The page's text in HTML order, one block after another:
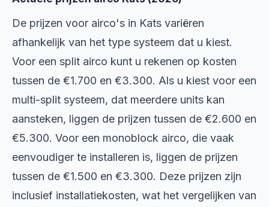
De prijzen voor airco's in Kats variëren
afhankelijk van het type systeem dat u kiest.
Voor een split airco kunt u rekenen op kosten
tussen de €1.700 en €3.300. Als u kiest voor een
multi-split systeem, dat meerdere units kan
aansteken, liggen de prijzen tussen de €2.600 en
€5.300. Voor een monoblock airco, die vaak
eenvoudiger te installeren is, liggen de prijzen
tussen de €1.500 en €3.300. Deze prijzen zijn
inclusief installatiekosten, wat het vergelijken van